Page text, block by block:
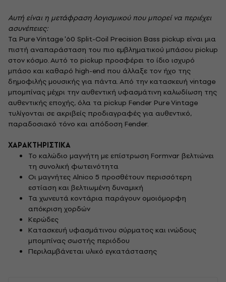
Αυτή είναι η μετάφραση λογισμικού που μπορεί να περιέχει
ασυνέπειες:
Τα Pure Vintage '60 Split-Coil Precision Bass pickup είναι μια
πιστή αναπαράσταση του πιο εμβληματικού μπάσου pickup
στον κόσμο. Αυτό το pickup προσφέρει το ίδιο ισχυρό
μπάσο και καθαρό high-end που άλλαξε τον ήχο της
δημοφιλής μουσικής για πάντα. Από την κατασκευή vintage
μπομπίνας μέχρι την αυθεντική υφασμάτινη καλωδίωση της
αυθεντικής εποχής, όλα τα pickup Fender Pure Vintage
τυλίγονται σε ακριβείς προδιαγραφές για αυθεντικό,
παραδοσιακό τόνο και απόδοση Fender.
ΧΑΡΑΚΤΗΡΙΣΤΙΚΑ
Το καλώδιο μαγνήτη με επίστρωση Formvar βελτιώνει
τη συνολική φωτεινότητα
Οι μαγνήτες Alnico 5 προσθέτουν περισσότερη
εστίαση και βελτιωμένη δυναμική
Τα χωνευτά κοντάρια παράγουν ομοιόμορφη
απόκριση χορδών
Κερώδες
Κατασκευή υφασμάτινου σύρματος και ινώδους
μπομπίνας σωστής περιόδου
Περιλαμβάνεται υλικό εγκατάστασης